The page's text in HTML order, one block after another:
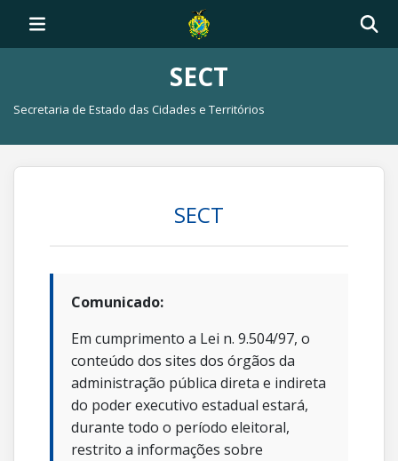
SECT
Secretaria de Estado das Cidades e Territórios
SECT
Comunicado:
Em cumprimento a Lei n. 9.504/97, o
conteúdo dos sites dos órgãos da
administração pública direta e indireta
do poder executivo estadual estará,
durante todo o período eleitoral,
restrito a informações sobre